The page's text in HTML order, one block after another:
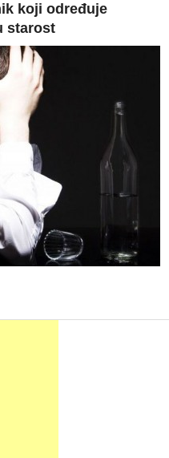
koji određuje
starost